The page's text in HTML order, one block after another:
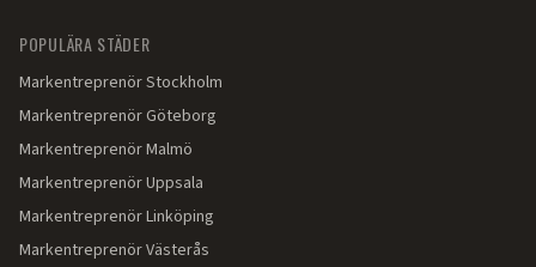
POPULÄRA STÄDER
MarkentreprenörStockholm
MarkentreprenörGöteborg
MarkentreprenörMalmö
MarkentreprenörUppsala
MarkentreprenörLinköping
MarkentreprenörVästerås